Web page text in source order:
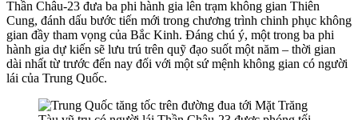
Thần Châu-23 đưa ba phi hành gia lên trạm không gian Thiên
Cung, đánh dấu bước tiến mới trong chương trình chinh phục không
gian đầy tham vọng của Bắc Kinh. Đáng chú ý, một trong ba phi
hành gia dự kiến sẽ lưu trú trên quỹ đạo suốt một năm – thời gian
dài nhất từ trước đến nay đối với một sứ mệnh không gian có người
lái của Trung Quốc.